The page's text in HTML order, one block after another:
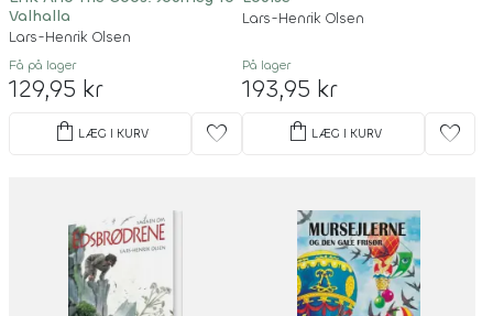
Valhalla
Lars-Henrik Olsen
Få på lager
129,95 kr
shopping_bag LÆG I KURV favorite
Lars-Henrik Olsen
På lager
193,95 kr
shopping_bag LÆG I KURV favorite